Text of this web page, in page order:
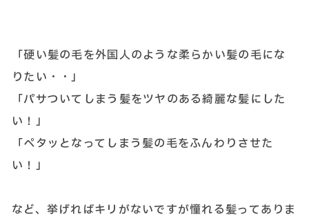
「硬い髪の毛を外国人のような柔らかい髪の毛にな
りたい・・」
「パサついてしまう髪をツヤのある綺麗な髪にした
い！」
「ペタッとなってしまう髪の毛をふんわりさせた
い！」
など、挙げればキリがないですが憧れる髪ってありま